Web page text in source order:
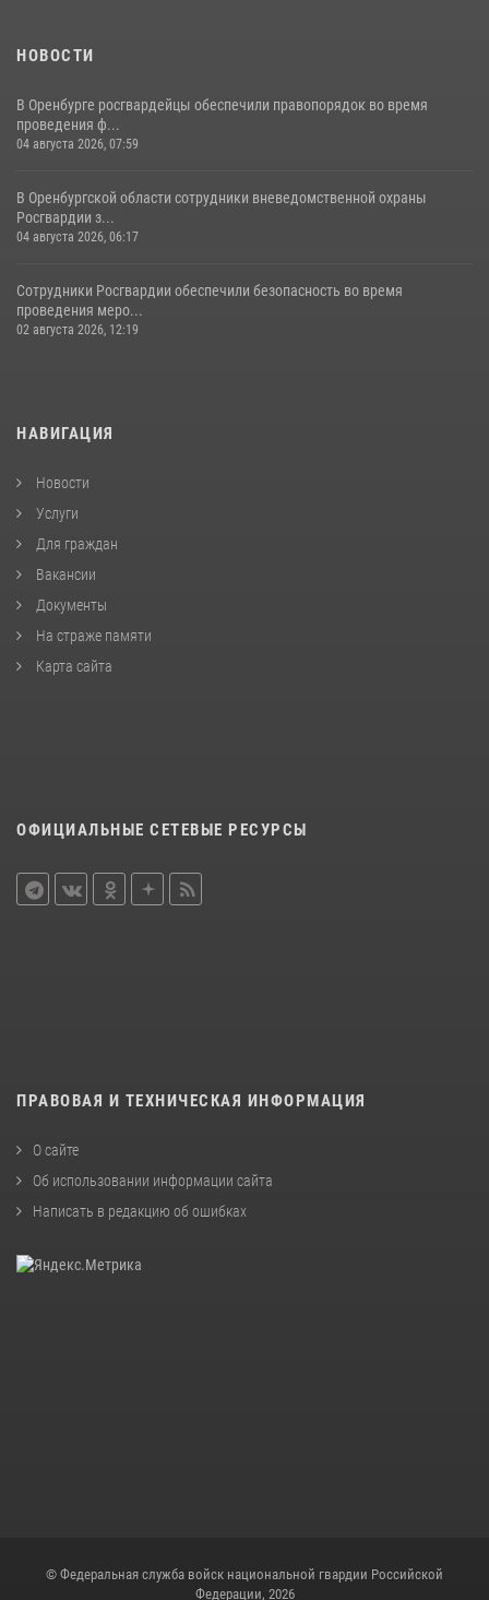
НОВОСТИ
В Оренбурге росгвардейцы обеспечили правопорядок во время
проведения ф...
04 августа 2026, 07:59
В Оренбургской области сотрудники вневедомственной охраны
Росгвардии з...
04 августа 2026, 06:17
Сотрудники Росгвардии обеспечили безопасность во время
проведения меро...
02 августа 2026, 12:19
НАВИГАЦИЯ
Новости
Услуги
Для граждан
Вакансии
Документы
На страже памяти
Карта сайта
ОФИЦИАЛЬНЫЕ СЕТЕВЫЕ РЕСУРСЫ
ПРАВОВАЯ И ТЕХНИЧЕСКАЯ ИНФОРМАЦИЯ
О сайте
Об использовании информации сайта
Написать в редакцию об ошибках
© Федеральная служба войск национальной гвардии Российской
Федерации, 2026